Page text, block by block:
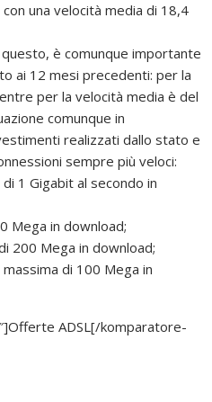
una velocità media di 18,4
è comunque importante
ai 12 mesi precedenti: per la
per la velocità media è del
comunque in
realizzati dallo stato e
sempre più veloci:
1 Gigabit al secondo in
Mega in download;
200 Mega in download;
di 100 Mega in
ADSL[/komparatore-